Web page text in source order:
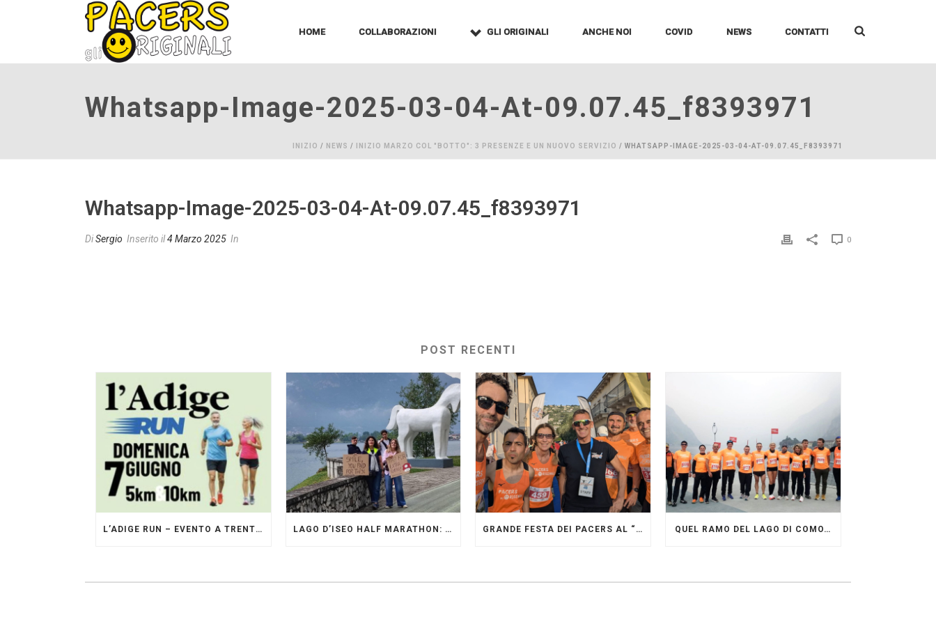
HOME COLLABORAZIONI GLI ORIGINALI ANCHE NOI COVID NEWS CONTATTI
Whatsapp-Image-2025-03-04-At-09.07.45_f8393971
INIZIO / NEWS / INIZIO MARZO COL "BOTTO": 3 PRESENZE E UN NUOVO SERVIZIO / WHATSAPP-IMAGE-2025-03-04-AT-09.07.45_F8393971
Whatsapp-Image-2025-03-04-At-09.07.45_f8393971
DiSergio Inserito il4 Marzo 2025 In 0
POST RECENTI
L’ADIGE RUN – EVENTO A TRENTO GESTITO DAI PACERS GLI ORIGINALI LAGO D’ISEO HALF MARATHON: ORIGINALI PRESENTI GRANDE FESTA DEI PACERS AL “GARDA LAKE RUNNING FESTIVAL” QUEL RAMO DEL LAGO DI COMO…